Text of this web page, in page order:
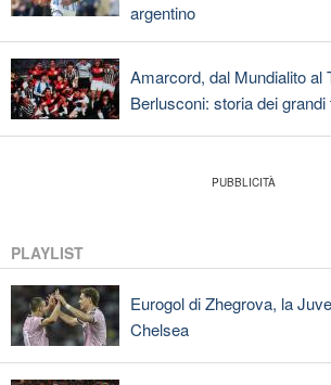
argentino
Amarcord, dal Mundialito al
Berlusconi: storia dei
PLAYLIST
Eurogol di Zhegrova, la
Chelsea